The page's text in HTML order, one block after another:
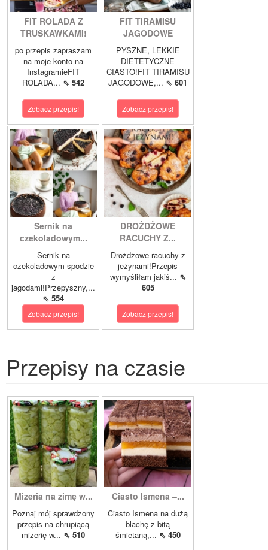
FIT ROLADA Z
TRUSKAWKAMI!
po przepis zapraszam
na moje konto na
InstagramieFIT
ROLADA... ⇖ 542
Zobacz przepis!
FIT TIRAMISU
JAGODOWE
PYSZNE, LEKKIE
DIETETYCZNE
CIASTO!FIT TIRAMISU
JAGODOWE,... ⇖ 601
Zobacz przepis!
Sernik na
czekoladowym...
Sernik na
czekoladowym spodzie
z
jagodami!Przepyszny,...
⇖ 554
Zobacz przepis!
DROŻDŻOWE
RACUCHY Z...
Drożdżowe racuchy z
jeżynami!Przepis
wymyśliłam jakiś... ⇖
605
Zobacz przepis!
Przepisy na czasie
Mizeria na zimę w...
Poznaj mój sprawdzony
przepis na chrupiącą
mizerię w... ⇖ 510
Ciasto Ismena –...
Ciasto Ismena na dużą
blachę z bitą
śmietaną,... ⇖ 450